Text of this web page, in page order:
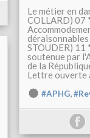
Le métier en
COLLARD) 07
déraisonnables
STOUDER) 11
soutenue par
de la
Lettre ouverte
#APHG,